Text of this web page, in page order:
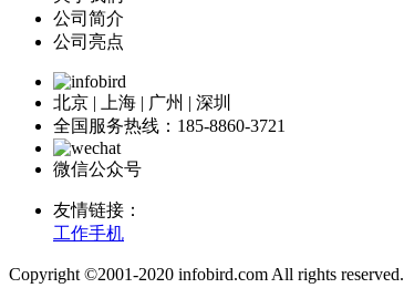
公司简介
公司亮点
北京 | 上海 | 广州 | 深圳
全国服务热线：185-8860-3721
微信公众号
友情链接：
工作手机
Copyright ©2001-2020 infobird.com All rights reserved.